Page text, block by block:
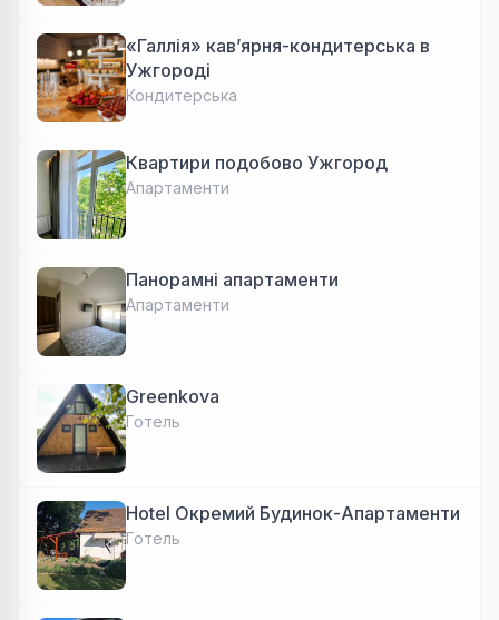
«Галлія» кав’ярня-кондитерська в
Ужгороді
Кондитерська
Квартири подобово Ужгород
Апартаменти
Панорамні апартаменти
Апартаменти
Greenkova
Готель
Hotel Окремий Будинок-Апартаменти
Готель